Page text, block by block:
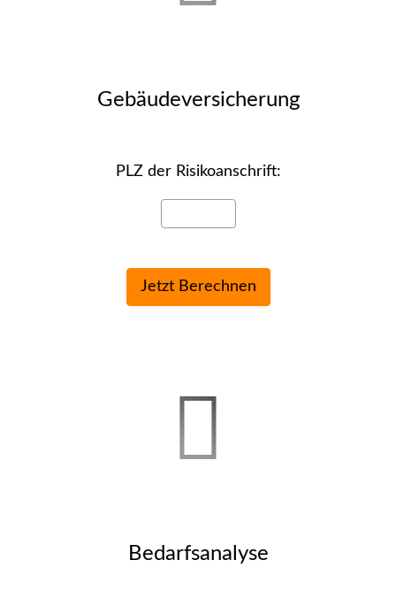
Ge­bäude­ver­si­che­rung
PLZ der Risiko­anschrift:
Bedarfsanalyse